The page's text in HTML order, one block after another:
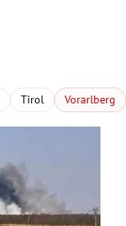
Tirol Vorarlberg